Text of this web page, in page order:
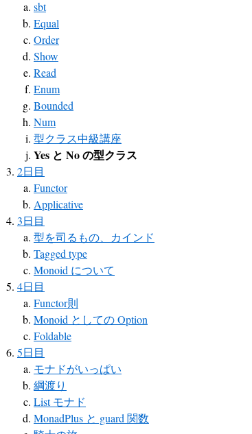
sbt
Equal
Order
Show
Read
Enum
Bounded
Num
型クラス中級講座
Yes と No の型クラス
2日目
Functor
Applicative
3日目
型を司るもの、カインド
Tagged type
Monoid について
4日目
Functor則
Monoid としての Option
Foldable
5日目
モナドがいっぱい
綱渡り
List モナド
MonadPlus と guard 関数